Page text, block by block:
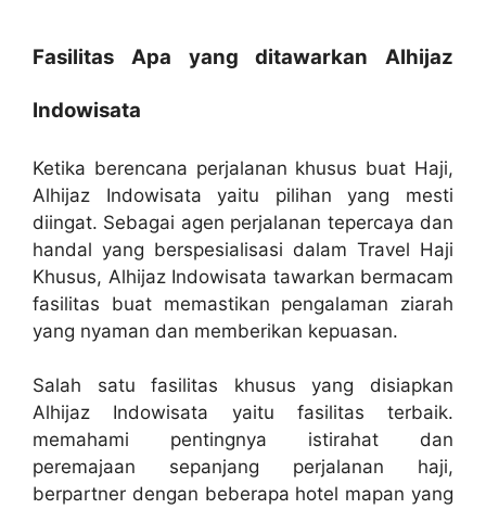
Fasilitas Apa yang ditawarkan Alhijaz
Indowisata
Ketika berencana perjalanan khusus buat Haji,
Alhijaz Indowisata yaitu pilihan yang mesti
diingat. Sebagai agen perjalanan tepercaya dan
handal yang berspesialisasi dalam Travel Haji
Khusus, Alhijaz Indowisata tawarkan bermacam
fasilitas buat memastikan pengalaman ziarah
yang nyaman dan memberikan kepuasan.
Salah satu fasilitas khusus yang disiapkan
Alhijaz Indowisata yaitu fasilitas terbaik.
memahami pentingnya istirahat dan
peremajaan sepanjang perjalanan haji,
berpartner dengan beberapa hotel mapan yang